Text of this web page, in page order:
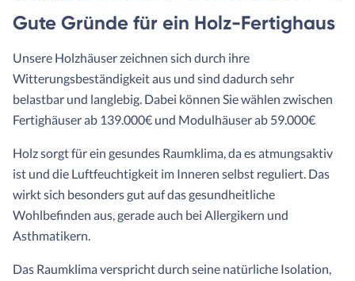
Gute Gründe für ein Holz-Fertighaus
Unsere Holzhäuser zeichnen sich durch ihre
Witterungsbeständigkeit aus und sind dadurch sehr
belastbar und langlebig. Dabei können Sie wählen zwischen
Fertighäuser ab 139.000€ und Modulhäuser ab 59.000€
Holz sorgt für ein gesundes Raumklima, da es atmungsaktiv
ist und die Luftfeuchtigkeit im Inneren selbst reguliert. Das
wirkt sich besonders gut auf das gesundheitliche
Wohlbefinden aus, gerade auch bei Allergikern und
Asthmatikern.
Das Raumklima verspricht durch seine natürliche Isolation,